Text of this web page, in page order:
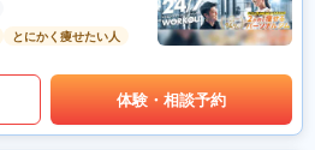
とにかく痩せたい人
体験・相談予約